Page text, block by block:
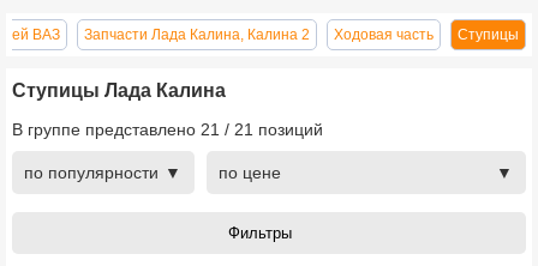
ВАЗ Запчасти Лада Калина, Калина 2 Ходовая часть Ступицы
Ступицы Лада Калина
В группе представлено 21 / 21 позиций
по популярности по цене